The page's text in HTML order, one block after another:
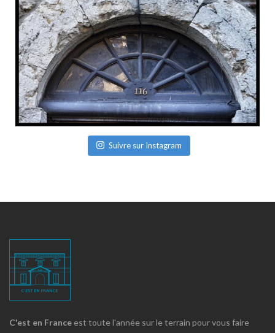
Suivre sur Instagram
C'est en France est toute l'année sur le terrain pour vous faire